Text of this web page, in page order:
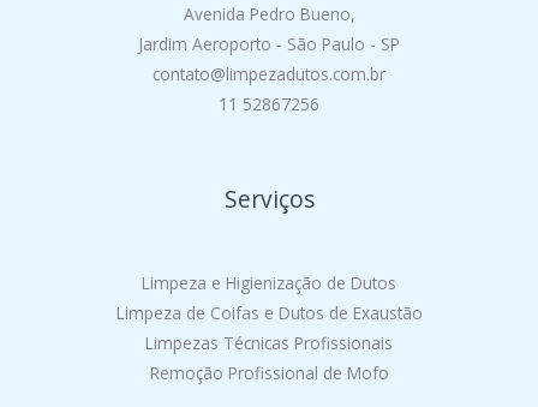
Avenida Pedro Bueno,
Jardim Aeroporto - São Paulo - SP
contato@limpezadutos.com.br
11 52867256
Serviços
Limpeza e Higienização de Dutos
Limpeza de Coifas e Dutos de Exaustão
Limpezas Técnicas Profissionais
Remoção Profissional de Mofo